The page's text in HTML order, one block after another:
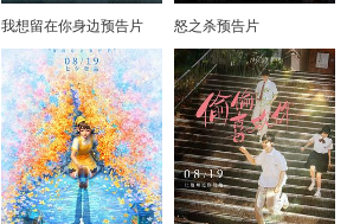
我想留在你身边预告片 怒之杀预告片